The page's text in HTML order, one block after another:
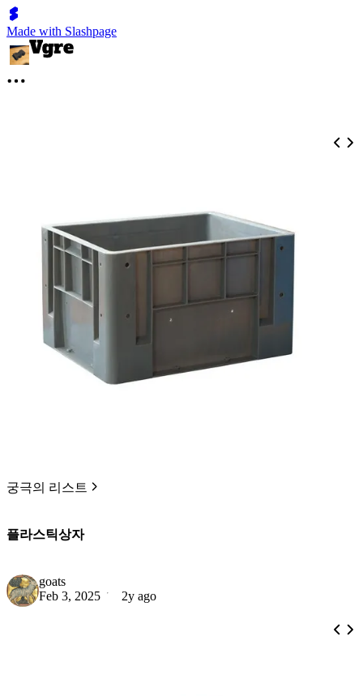
Made with Slashpage
궁극의 리스트
플라스틱상자
goats
Feb 3, 2025
2y ago